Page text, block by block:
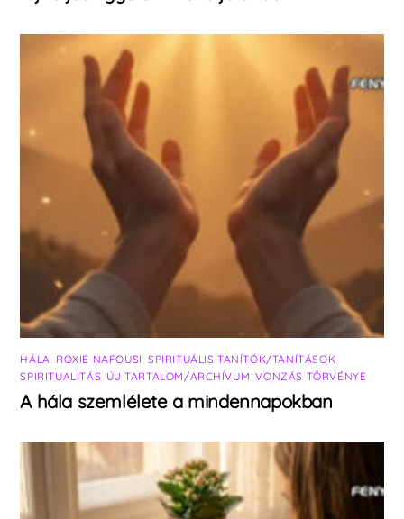
HÁLA ROXIE NAFOUSI SPIRITUÁLIS TANÍTÓK/TANÍTÁSOK
SPIRITUALITÁS ÚJ TARTALOM/ARCHÍVUM ,VONZÁS TÖRVÉNYE
A hála szemlélete a mindennapokban